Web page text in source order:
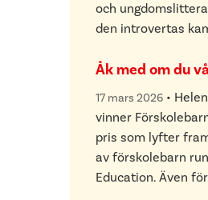
och
den introvertas
Åk med om du
17 mars 2026 •
vinner
pris som lyfter
av förskolebarn
Education. Även